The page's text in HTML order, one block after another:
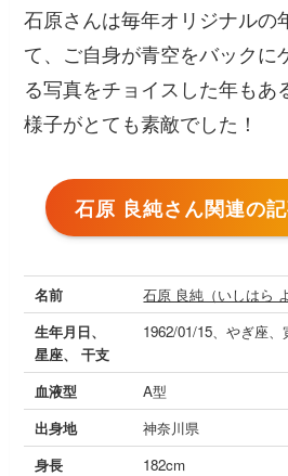
石原さんは毎年オリジナルの
て、ご自身が青空をバックに
る写真をチョイスした年もあ
様子がとても素敵でした！
石原 良純さん関連の
名前
石原 良純（いしはら
生年月日、
星座、 干支
1962/01/15、やぎ座、
血液型
A型
出身地
神奈川県
身長
182cm